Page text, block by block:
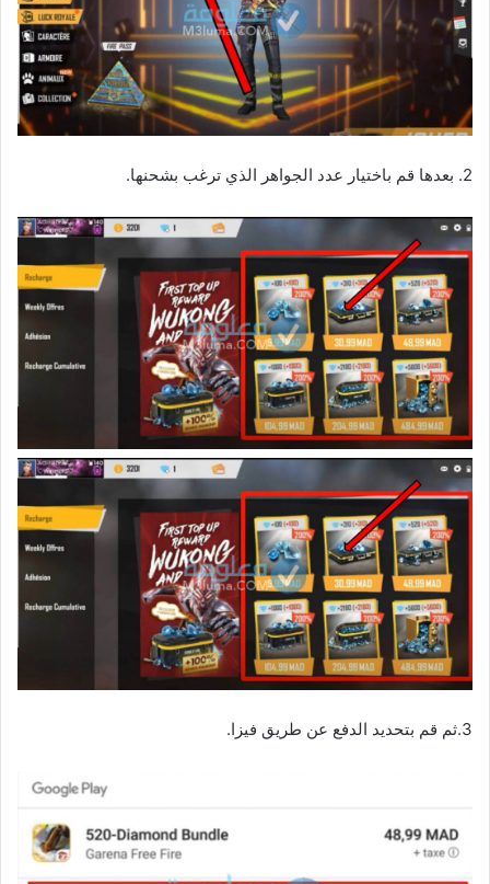
2. بعدها قم باختيار عدد الجواهر الذي ترغب بشحنها.
3.ثم قم بتحديد الدفع عن طريق فيزا.